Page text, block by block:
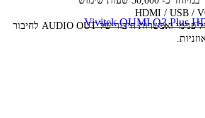
המקרן מגיע עם יחידת רמקול פנימי ואפשרות חיבור של AUDIO OUT לחיבור